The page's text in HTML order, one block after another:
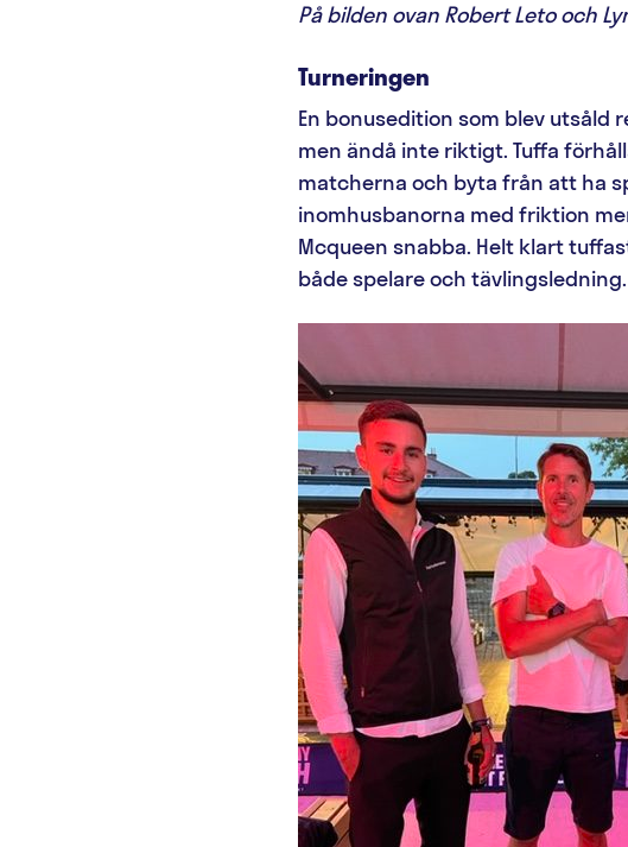
På bilden ovan Robert Leto och
Turneringen
En bonusedition som blev utsåld
men ändå inte riktigt. Tuffa
matcherna och byta från att ha
inomhusbanorna med friktion
Mcqueen snabba. Helt klart
både spelare och tävlingsledning.